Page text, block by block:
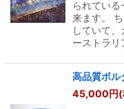
られてい
来ます。
していて
ーストラ
高品質ボル
45,000 円